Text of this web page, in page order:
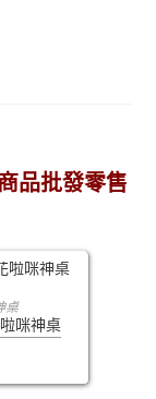
品批發零售
內容
桌
咪神桌